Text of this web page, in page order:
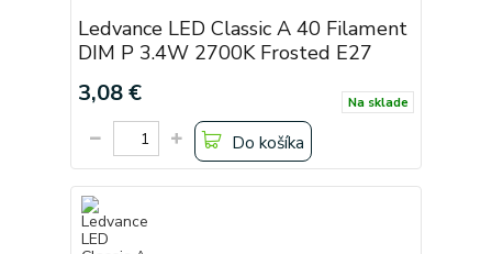
Ledvance LED Classic A 40 Filament
DIM P 3.4W 2700K Frosted E27
3,08 € Na sklade
Do košíka